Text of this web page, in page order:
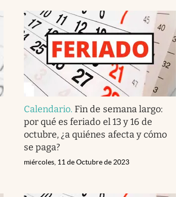
Calendario. Fin de semana largo:
por qué es feriado el 13 y 16 de
octubre, ¿a quiénes afecta y cómo
se paga?
miércoles, 11 de Octubre de 2023